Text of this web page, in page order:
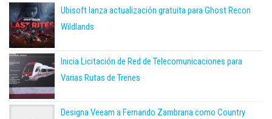
Ubisoft lanza actualización gratuita para Ghost Recon
Wildlands
Inicia Licitación de Red de Telecomunicaciones para
Varias Rutas de Trenes
Designa Veeam a Fernando Zambrana como Country